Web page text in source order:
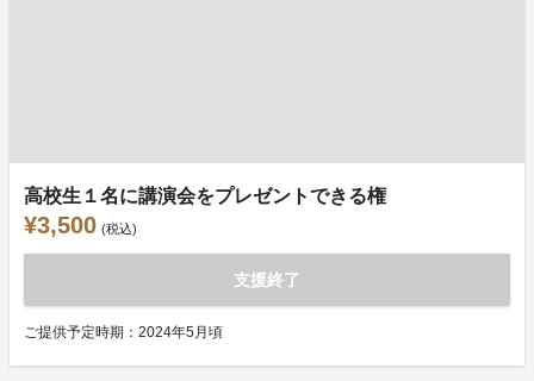
高校生１名に講演会をプレゼントできる権
¥3,500 (税込)
支援終了
ご提供予定時期：2024年5月頃